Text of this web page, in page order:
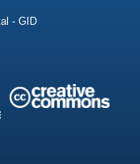
- GID